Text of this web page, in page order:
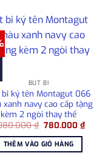
BÚT BI
bi ký tên Montagut 066
xanh navy cao cấp tặng
kèm 2 ngòi thay thế
₫ Giá
là:
1.080.000 ₫.
780.000₫Giá
hiện
THÊM VÀO GIỎ HÀNG